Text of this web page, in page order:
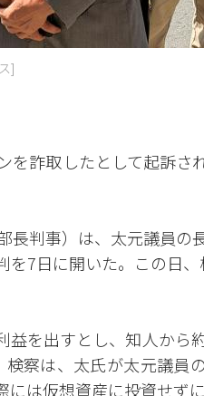
]
を詐取したとして起訴さ
長判事）は、太元議員の
7日に開いた。この日
益を出すとし、知人から
察は、太氏が太元議員
は仮想資産に投資せず